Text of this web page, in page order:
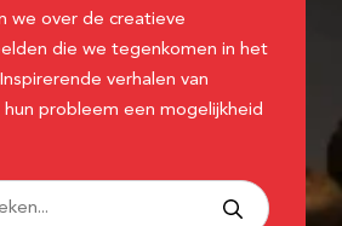
we over de creatieve
die we tegenkomen in het
verhalen van
hun probleem een mogelijkheid